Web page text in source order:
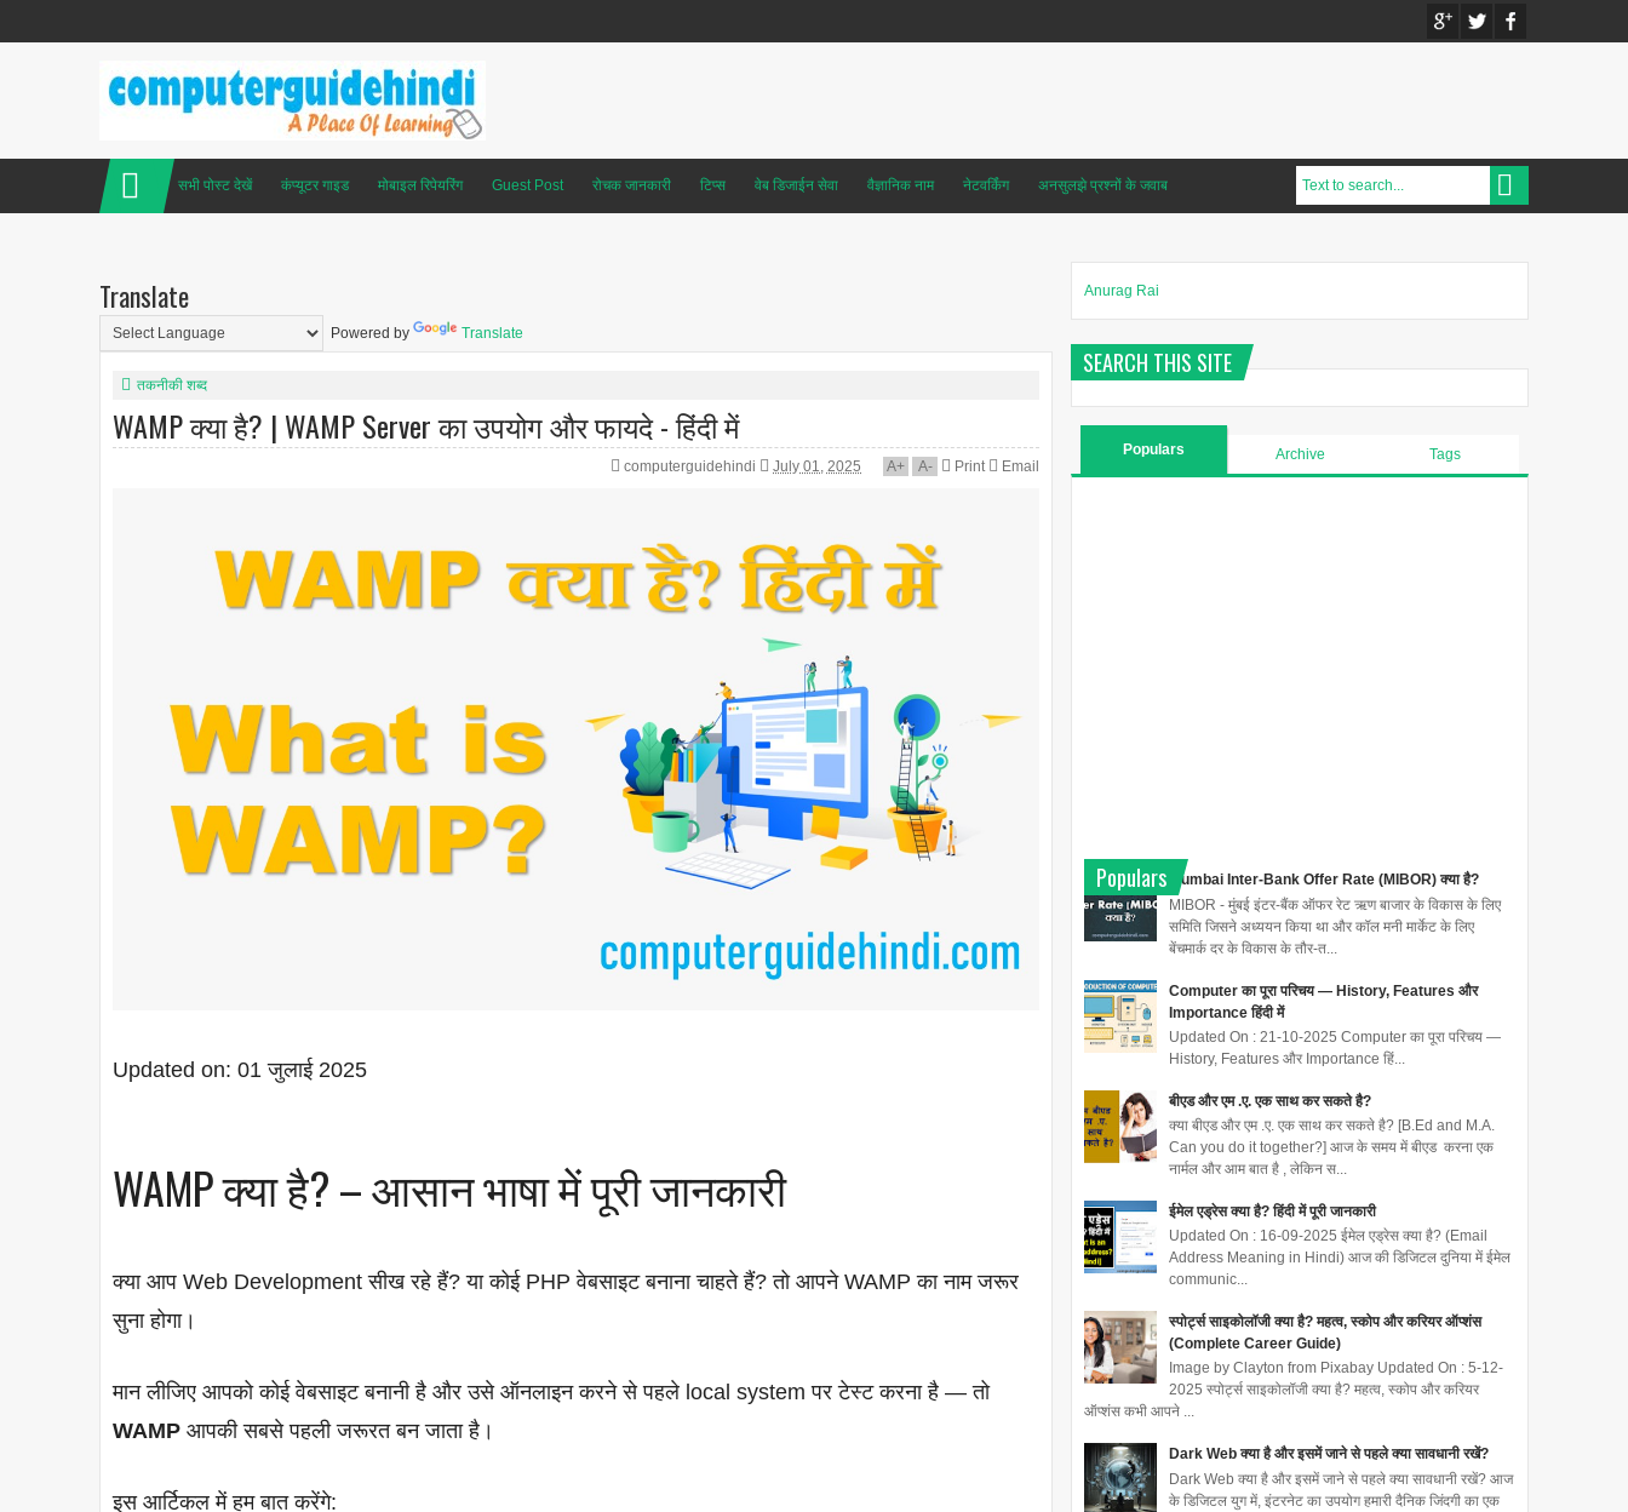
सभी पोस्ट देखें कंप्यूटर गाइड मोबाइल रिपेयरिंग Guest Post रोचक जानकारी टिप्स वेब डिजाईन सेवा वैज्ञानिक नाम नेटवर्किंग अनसुलझे प्रश्नों के जवाब
Translate
Powered by Translate
तकनीकी शब्द
WAMP क्या है? | WAMP Server का उपयोग और फायदे - हिंदी में
computerguidehindi July 01, 2025 A+ A- Print Email
Updated on: 01 जुलाई 2025
WAMP क्या है? – आसान भाषा में पूरी जानकारी
क्या आप Web Development सीख रहे हैं? या कोई PHP वेबसाइट बनाना चाहते हैं? तो आपने WAMP का नाम जरूर
सुना होगा।
मान लीजिए आपको कोई वेबसाइट बनानी है और उसे ऑनलाइन करने से पहले local system पर टेस्ट करना है — तो
WAMP आपकी सबसे पहली जरूरत बन जाता है।
इस आर्टिकल में हम बात करेंगे:
Anurag Rai
SEARCH THIS SITE
Populars Archive Tags
Populars
Mumbai Inter-Bank Offer Rate (MIBOR) क्या है?
MIBOR - मुंबई इंटर-बैंक ऑफर रेट ऋण बाजार के विकास के लिए
समिति जिसने अध्ययन किया था और कॉल मनी मार्केट के लिए
बेंचमार्क दर के विकास के तौर-त...
Computer का पूरा परिचय — History, Features और
Importance हिंदी में
Updated On : 21-10-2025 Computer का पूरा परिचय —
History, Features और Importance हिं...
बीएड और एम .ए. एक साथ कर सकते है?
क्या बीएड और एम .ए. एक साथ कर सकते है? [B.Ed and M.A.
Can you do it together?] आज के समय में बीएड करना एक
नार्मल और आम बात है , लेकिन स...
ईमेल एड्रेस क्या है? हिंदी में पूरी जानकारी
Updated On : 16-09-2025 ईमेल एड्रेस क्या है? (Email
Address Meaning in Hindi) आज की डिजिटल दुनिया में ईमेल
communic...
स्पोर्ट्स साइकोलॉजी क्या है? महत्व, स्कोप और करियर ऑप्शंस
(Complete Career Guide)
Image by Clayton from Pixabay Updated On : 5-12-
2025 स्पोर्ट्स साइकोलॉजी क्या है? महत्व, स्कोप और करियर
ऑप्शंस कभी आपने ...
Dark Web क्या है और इसमें जाने से पहले क्या सावधानी रखें?
Dark Web क्या है और इसमें जाने से पहले क्या सावधानी रखें? आज
के डिजिटल युग में, इंटरनेट का उपयोग हमारी दैनिक जिंदगी का एक